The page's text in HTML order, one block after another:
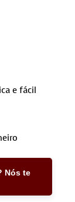
e fácil
Nós te